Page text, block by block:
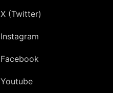
X (Twitter)
Instagram
Facebook
Youtube